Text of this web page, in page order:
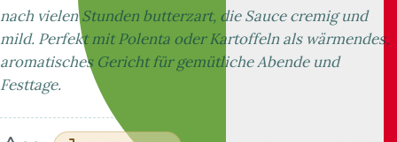
nach vielen Stunden butterzart, die Sauce cremig und
mild. Perfekt mit Polenta oder Kartoffeln als wärmendes,
aromatisches Gericht für gemütliche Abende und
Festtage.